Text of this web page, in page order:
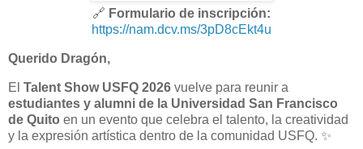
🔗 Formulario de inscripción:
https://nam.dcv.ms/3pD8cEkt4u
Querido Dragón,
El Talent Show USFQ 2026 vuelve para reunir a
estudiantes y alumni de la Universidad San Francisco
de Quito en un evento que celebra el talento, la creatividad
y la expresión artística dentro de la comunidad USFQ. ✨